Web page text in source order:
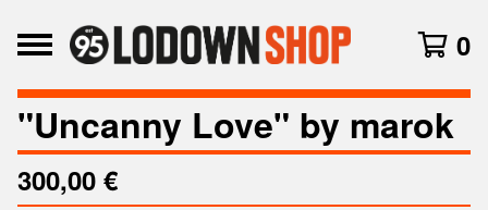
0
"Uncanny Love" by marok
300,00 €